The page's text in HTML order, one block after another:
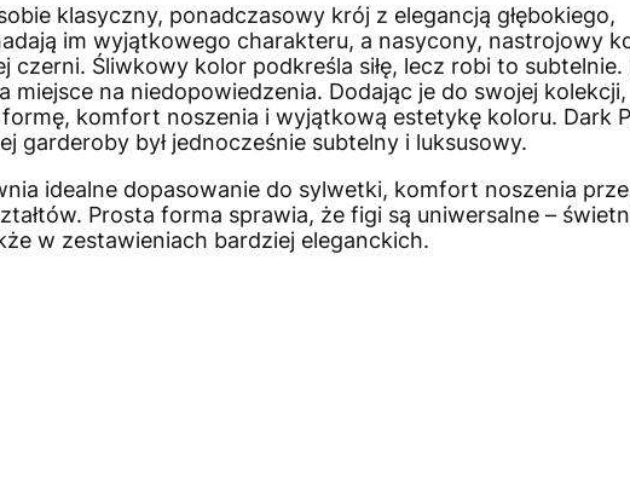
klasyczny, ponadczasowy krój z elegancją głębokiego,
im wyjątkowego charakteru, a nasycony, nastrojowy
Śliwkowy kolor podkreśla siłę, lecz robi to subtelnie.
na niedopowiedzenia. Dodając je do swojej kolekcji,
komfort noszenia i wyjątkową estetykę koloru. Dark
był jednocześnie subtelny i luksusowy.
idealne dopasowanie do sylwetki, komfort noszenia
Prosta forma sprawia, że figi są uniwersalne –
w zestawieniach bardziej eleganckich.